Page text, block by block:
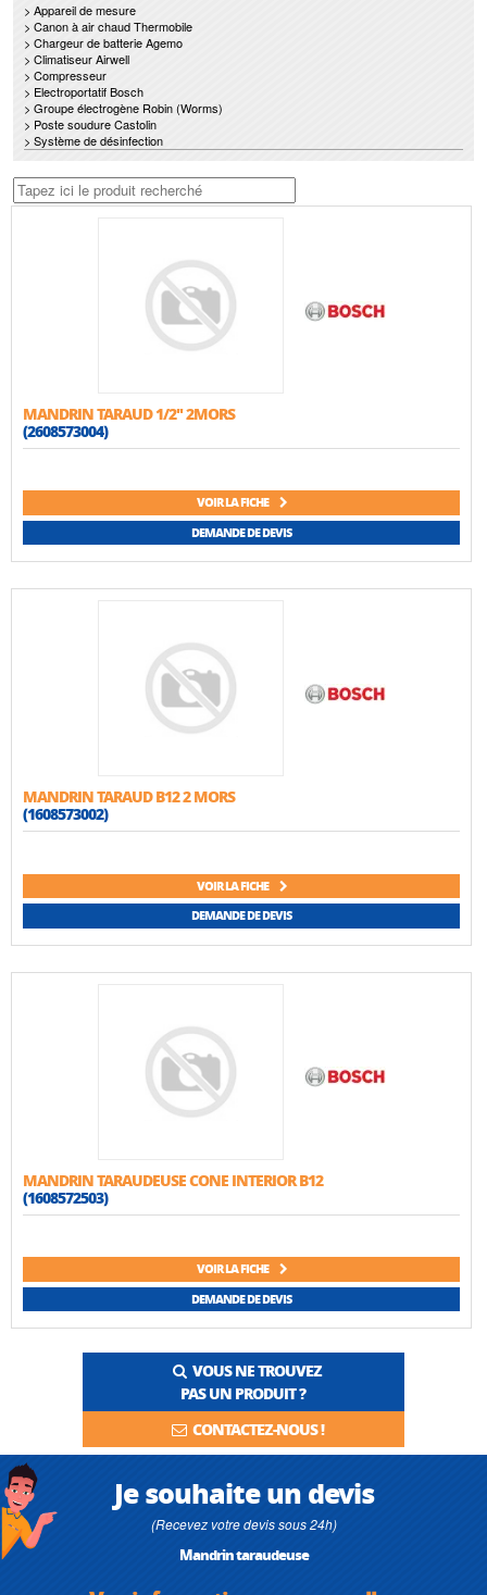
> Appareil de mesure
> Canon à air chaud Thermobile
> Chargeur de batterie Agemo
> Climatiseur Airwell
> Compresseur
> Electroportatif Bosch
> Groupe électrogène Robin (Worms)
> Poste soudure Castolin
> Système de désinfection
MANDRIN TARAUD 1/2'' 2MORS
(2608573004)
VOIR LA FICHE
DEMANDE DE DEVIS
MANDRIN TARAUD B12 2 MORS
(1608573002)
VOIR LA FICHE
DEMANDE DE DEVIS
MANDRIN TARAUDEUSE CONE INTERIOR B12
(1608572503)
VOIR LA FICHE
DEMANDE DE DEVIS
VOUS NE TROUVEZ
PAS UN PRODUIT ?
CONTACTEZ-NOUS !
Je souhaite un devis
(Recevez votre devis sous 24h)
Mandrin taraudeuse